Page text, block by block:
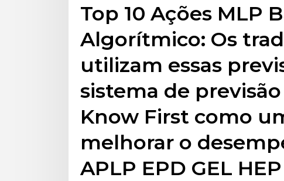
Top 10 Ações MLP
Algorítmico: Os
utilizam essas
sistema de
Know First como
melhorar o
APLP EPD GEL